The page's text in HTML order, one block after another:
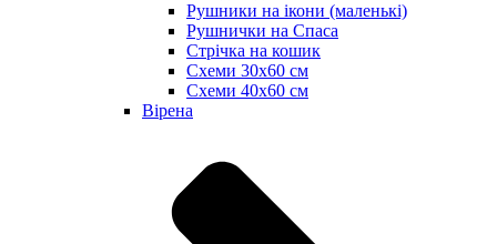
Рушники на ікони (маленькі)
Рушнички на Спаса
Стрічка на кошик
Схеми 30х60 см
Схеми 40х60 см
Вірена